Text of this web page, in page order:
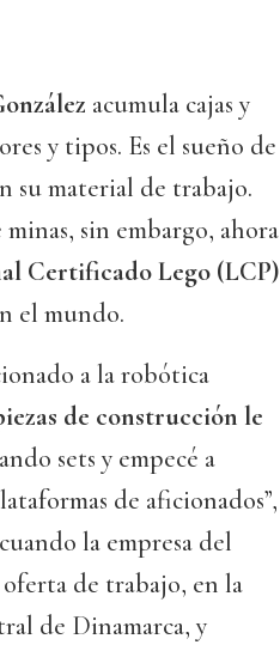
acumula cajas y
y tipos. Es el sueño de
su material de trabajo.
sin embargo, ahora
Certificado Lego (LCP)
el mundo.
a la robótica
de construcción le
sets y empecé a
de aficionados”,
la empresa del
de trabajo, en la
de Dinamarca, y